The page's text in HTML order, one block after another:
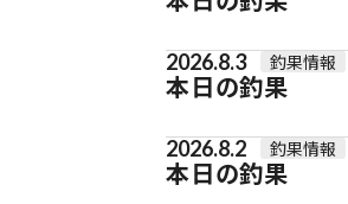
2026.8.3 釣果情報
本日の釣果
2026.8.2 釣果情報
本日の釣果